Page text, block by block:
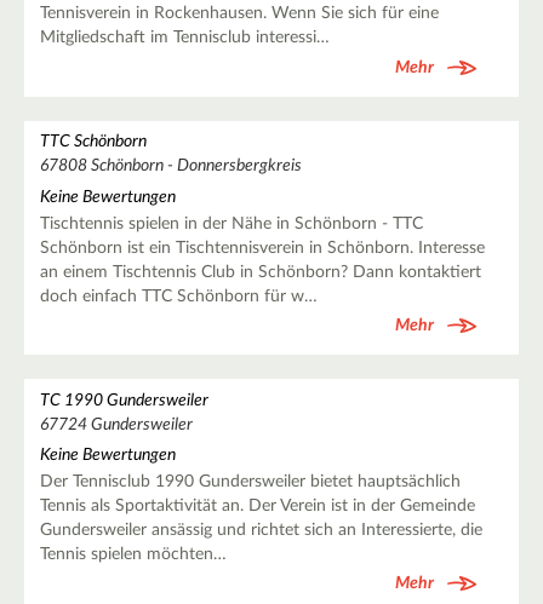
Tennisverein in Rockenhausen. Wenn Sie sich für eine
Mitgliedschaft im Tennisclub interessi…
Mehr
TTC Schönborn
67808 Schönborn - Donnersbergkreis
Keine Bewertungen
Tischtennis spielen in der Nähe in Schönborn - TTC
Schönborn ist ein Tischtennisverein in Schönborn. Interesse
an einem Tischtennis Club in Schönborn? Dann kontaktiert
doch einfach TTC Schönborn für w…
Mehr
TC 1990 Gundersweiler
67724 Gundersweiler
Keine Bewertungen
Der Tennisclub 1990 Gundersweiler bietet hauptsächlich
Tennis als Sportaktivität an. Der Verein ist in der Gemeinde
Gundersweiler ansässig und richtet sich an Interessierte, die
Tennis spielen möchten…
Mehr